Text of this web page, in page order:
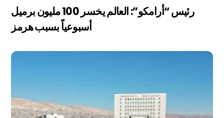
رئيس “أرامكو”: العالم يخسر 100 مليون برميل
أسبوعياً بسبب هرمز